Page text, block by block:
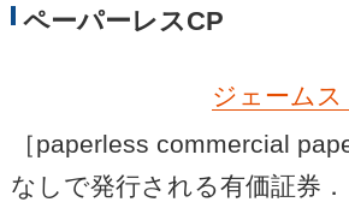
ペーパーレスCP
ジェーム
［paperless commercial
なしで発行される有価証券．